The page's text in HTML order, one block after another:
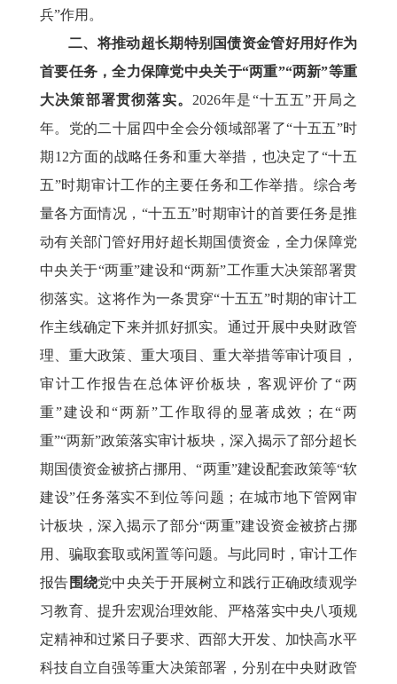
兵”作用。
二、将推动超长期特别国债资金管好用好作为
首要任务，全力保障党中央关于“两重”“两新”等重
大决策部署贯彻落实。 2026年是“十五五”开局之
年。党的二十届四中全会分领域部署了“十五五”时
期12方面的战略任务和重大举措，也决定了“十五
五”时期审计工作的主要任务和工作举措。综合考
量各方面情况，“十五五”时期审计的首要任务是推
动有关部门管好用好超长期国债资金，全力保障党
中央关于“两重”建设和“两新”工作重大决策部署贯
彻落实。这将作为一条贯穿“十五五”时期的审计工
作主线确定下来并抓好抓实。通过开展中央财政管
理、重大政策、重大项目、重大举措等审计项目，
审计工作报告在总体评价板块，客观评价了“两
重”建设和“两新”工作取得的显著成效；在“两
重”“两新”政策落实审计板块，深入揭示了部分超长
期国债资金被挤占挪用、“两重”建设配套政策等“软
建设”任务落实不到位等问题；在城市地下管网审
计板块，深入揭示了部分“两重”建设资金被挤占挪
用、骗取套取或闲置等问题。与此同时，审计工作
报告 围绕党中央关于开展树立和践行正确政绩观学
习教育、提升宏观治理效能、严格落实中央八项规
定精神和过紧日子要求、西部大开发、加快高水平
科技自立自强等重大决策部署，分别在中央财政管